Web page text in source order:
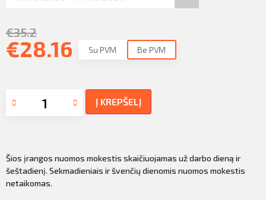
€35.2
€28.16 Su PVM Be PVM
Į KREPŠELĮ
Šios įrangos nuomos mokestis skaičiuojamas už darbo dieną ir
šeštadienį. Sekmadieniais ir švenčių dienomis nuomos mokestis
netaikomas.